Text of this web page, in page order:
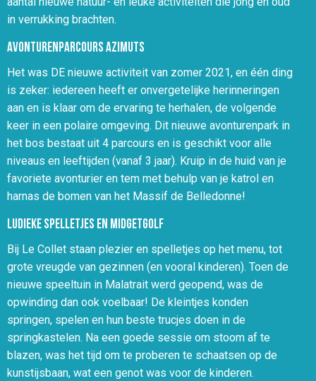
in verrukking brachten.
Avonturenparcours Azimuts
Het was DE nieuwe activiteit van zomer 2021, en één ding
is zeker: iedereen heeft er onvergetelijke herinneringen
aan en is klaar om de ervaring te herhalen, de volgende
keer in een polaire omgeving. Dit nieuwe avonturenpark in
het bos bestaat uit 4 parcours en is geschikt voor alle
niveaus en leeftijden (vanaf 3 jaar). Kruip in de huid van je
favoriete avonturier en tem met behulp van je katrol en
harnas de bomen van het Massif de Belledonne!
Ludieke spelletjes en midgetgolf
Bij Le Collet staan plezier en spelletjes op het menu, tot
grote vreugde van gezinnen (en vooral kinderen). Toen de
nieuwe speeltuin in Malatrait werd geopend, was de
opwinding dan ook voelbaar! De kleintjes konden
springen, spelen en hun beste trucjes doen in de
springkastelen. Na een goede sessie om stoom af te
blazen, was het tijd om te proberen te schaatsen op de
kunstijsbaan, wat een genot was voor de kinderen.